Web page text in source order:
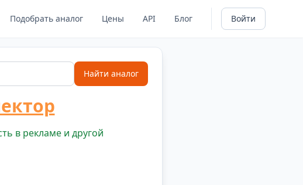
Подобрать аналог Цены API Блог Войти
Найти аналог
в рекламе и другой